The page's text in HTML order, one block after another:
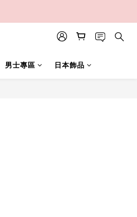
男士專區 日本飾品